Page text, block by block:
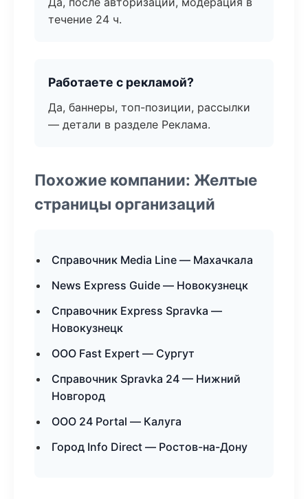
течение 24 ч.
Работаете с рекламой?
Да, баннеры, топ-позиции, рассылки
— детали в разделе Реклама.
Похожие компании: Желтые
страницы организаций
Справочник Media Line — Махачкала
News Express Guide — Новокузнецк
Справочник Express Spravka —
Новокузнецк
ООО Fast Expert — Сургут
Справочник Spravka 24 — Нижний
Новгород
ООО 24 Portal — Калуга
Город Info Direct — Ростов-на-Дону